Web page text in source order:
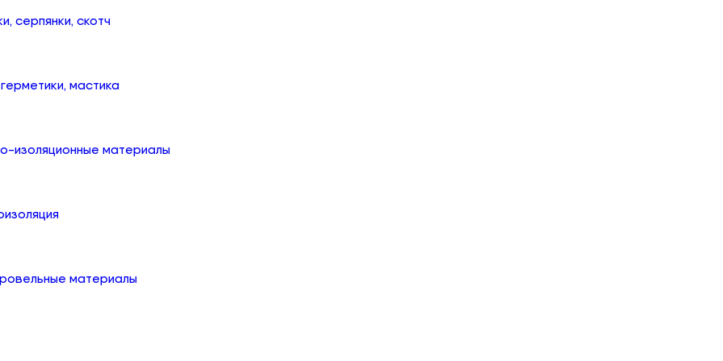
серпянки, скотч
мастика
изоляционные материалы
материалы